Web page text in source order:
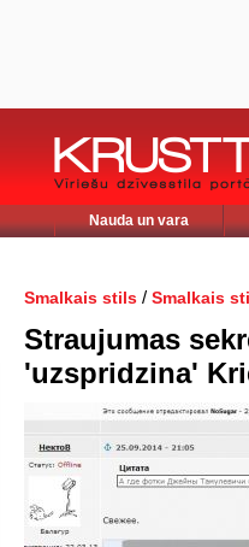
Nauda un vara
Smalkais stils / Smalkais
Straujumas
'uzspridzina'